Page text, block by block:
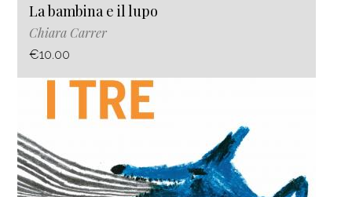
La bambina e il lupo
Chiara Carrer
€10.00